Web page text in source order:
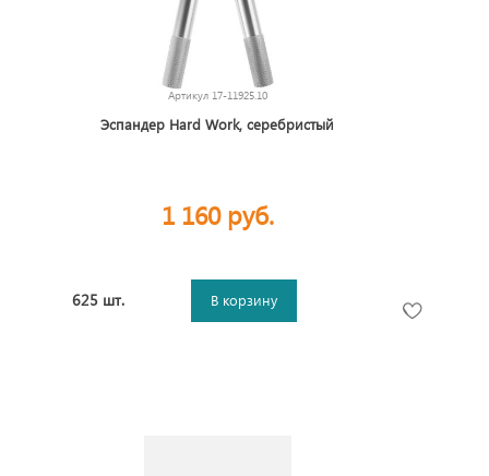
Артикул 17-11925.10
Эспандер Hard Work, серебристый
1 160 руб.
625 шт. В корзину